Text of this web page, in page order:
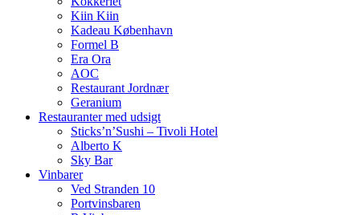
Kiin Kiin
Kadeau København
Formel B
Era Ora
AOC
Restaurant Jordnær
Geranium
Restauranter med udsigt
Sticks’n’Sushi – Tivoli Hotel
Alberto K
Sky Bar
Vinbarer
Ved Stranden 10
Portvinsbaren